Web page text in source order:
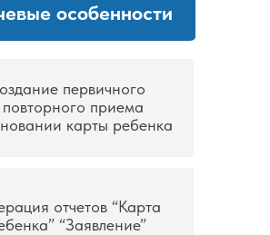
первичного
приема
карты ребенка
отчетов “Карта
“Заявление”
особенности